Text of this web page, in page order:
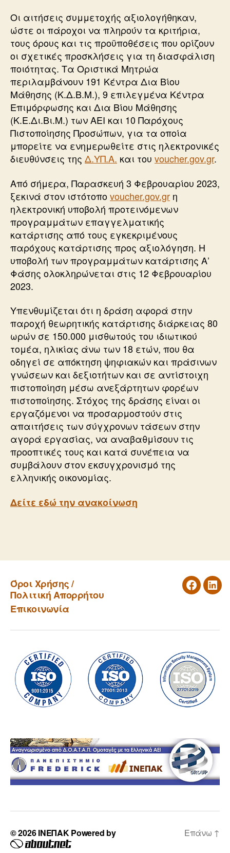
Οι αιτήσεις συμμετοχής αξιολογήθηκαν,
ώστε οι πάροχοι να πληρούν τα κριτήρια,
τους όρους και τις προϋποθέσεις που ορίζουν
οι σχετικές προσκλήσεις για τη διασφάλιση
ποιότητας. Τα Οριστικά Μητρώα
περιλαμβάνουν 191 Κέντρα Δια Βίου
Μάθησης (Κ.Δ.Β.Μ.), 9 επιλεγμένα Κέντρα
Επιμόρφωσης και Δια Βίου Μάθησης
(Κ.Ε.Δι.Βι.Μ.) των ΑΕΙ και 10 Παρόχους
Πιστοποίησης Προσώπων, για τα οποία
μπορείτε να ενημερωθείτε στις ηλεκτρονικές
διευθύνσεις της Δ.ΥΠ.Α. και του voucher.gov.gr.
Από σήμερα, Παρασκευή 3 Φεβρουαρίου 2023,
ξεκινά στον ιστότοποvoucher.gov.gr η
ηλεκτρονική υποβολή προτεινόμενων
προγραμμάτων επαγγελματικής
κατάρτισης από τους εγκεκριμένους
παρόχους κατάρτισης προς αξιολόγηση. Η
υποβολή των προγραμμάτων κατάρτισης Α’
Φάσης ολοκληρώνεται στις 12 Φεβρουαρίου
2023.
Υπενθυμίζεται ότι η δράση αφορά στην
παροχή θεωρητικής κατάρτισης διάρκειας 80
ωρών σε 150.000 μισθωτούς του ιδιωτικού
τομέα, ηλικίας άνω των 18 ετών, που θα
οδηγεί σε απόκτηση ψηφιακών και πράσινων
γνώσεων και δεξιοτήτων και σε αντίστοιχη
πιστοποίηση μέσω ανεξάρτητων φορέων
πιστοποίησης. Στόχος της δράσης είναι οι
εργαζόμενοι να προσαρμοστούν στις
απαιτήσεις των σύγχρονων τάσεων στην
αγορά εργασίας, να αναβαθμίσουν τις
προοπτικές τους και κατά συνέπεια να
συμβάλουν στον εκσυγχρονισμό της
ελληνικής οικονομίας.
Δείτε εδώ την ανακοίνωση
το 2023
→ Δίκτυο Φροντίδας και Πρόληψης στο Δήμο
Πειραιά
Όροι Χρήσης /
Πολιτική Απορρήτου
Επικοινωνία
Facebook
© 2026ΙΝΕΠΑΚPowered by Επάνω ↑